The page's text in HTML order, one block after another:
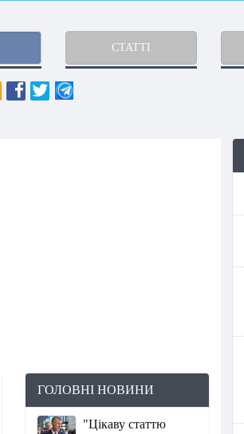
СТАТТІ
ГОЛОВНІ НОВИНИ
"Цікаву статтю